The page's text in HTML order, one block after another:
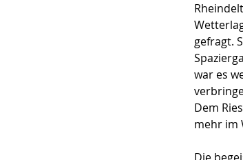
gefragt.
war es
Dem
mehr im